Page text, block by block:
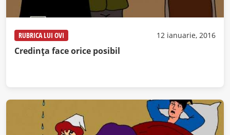
RUBRICA LUI OVI 12 ianuarie, 2016
Credinţa face orice posibil